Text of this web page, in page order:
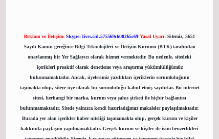
Reklam ve İletişim: Skype: live:.cid.575569c608265c69 Yasal Uyarı: Sitemiz, 5651
Sayılı Kanun gereğince Bilgi Teknolojileri ve İletişim Kurumu (BTK) tarafından
onaylanmış bir Yer Sağlayıcı olarak hizmet vermektedir. Bu nedenle, sitedeki
içerikleri proaktif olarak denetleme veya araştırma yükümlülüğümüz
bulunmamaktadır. Ancak, üyelerimiz yazdıkları içeriklerin sorumluluğunu
taşımakta olup, siteye üye olarak bu sorumluluğu kabul etmiş sayılırlar. Bu internet
sitesi, herhangi bir marka, kurum veya şahıs şirketi ile hiçbir bağlantısı
bulunmamaktadır. Sitede yalnızca kendi hazırladığımız makaleler paylaşılmaktadır.
Burada yer alan içerikler haber niteliği taşımamakta olup, gerçek kurum ve kişiler
hakkında paylaşım yapılmamaktadır. Gerçek kurum ve kişiler ile isim benzerlikleri